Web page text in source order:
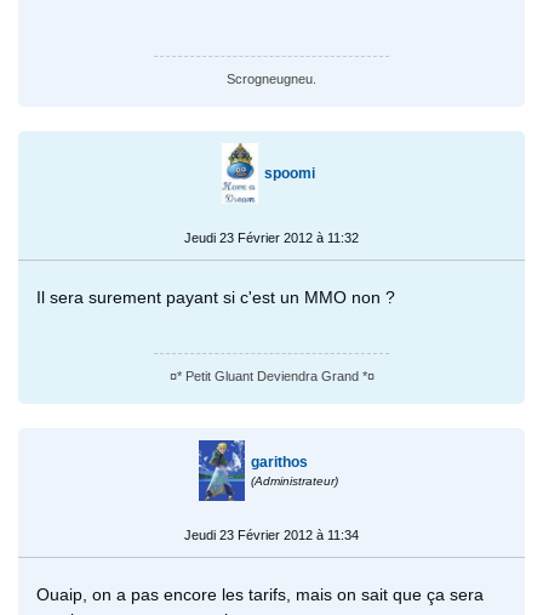
Scrogneugneu.
spoomi
Jeudi 23 Février 2012 à 11:32
Il sera surement payant si c'est un MMO non ?
¤* Petit Gluant Deviendra Grand *¤
garithos
(Administrateur)
Jeudi 23 Février 2012 à 11:34
Ouaip, on a pas encore les tarifs, mais on sait que ça sera